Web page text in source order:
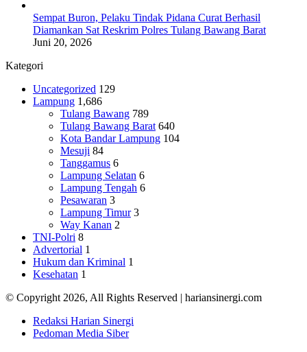
Sempat Buron, Pelaku Tindak Pidana Curat Berhasil
Diamankan Sat Reskrim Polres Tulang Bawang Barat
Juni 20, 2026
Kategori
Uncategorized 129
Lampung 1,686
Tulang Bawang 789
Tulang Bawang Barat 640
Kota Bandar Lampung 104
Mesuji 84
Tanggamus 6
Lampung Selatan 6
Lampung Tengah 6
Pesawaran 3
Lampung Timur 3
Way Kanan 2
TNI-Polri 8
Advertorial 1
Hukum dan Kriminal 1
Kesehatan 1
© Copyright 2026, All Rights Reserved | hariansinergi.com
Redaksi Harian Sinergi
Pedoman Media Siber